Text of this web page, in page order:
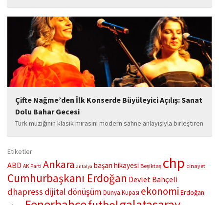
hayata geçirdiği örnek çalışma ile hem eğitim camiasının hem de
toplumun dikkatini çekiyor. “Hayatta yaşattığın mutluluk en güzel
hediyedir” anlayışıyla yola çıkan Bozkurt,...
Çifte Nağme’den İlk Konserde Büyüleyici Açılış: Sanat
Dolu Bahar Gecesi
Türk müziğinin klasik mirasını modern sahne anlayışıyla birleştiren
“Çifte Nağme” projesi, ilk konserini İstanbul Ataşehir’de bulunan
buluşturdu. Yoğun katılımla gerçekleşen gece, müzikal çeşitlilik
ve...
Etiketler
ABD AK Parti Ankara antalya başarı hikayesi Beşiktaş chp cinayet
Cumhurbaşkanı Erdoğan Devlet Bahçeli
dhapress dijital dönüşüm Dünya Kupası ekonomi Erdoğan